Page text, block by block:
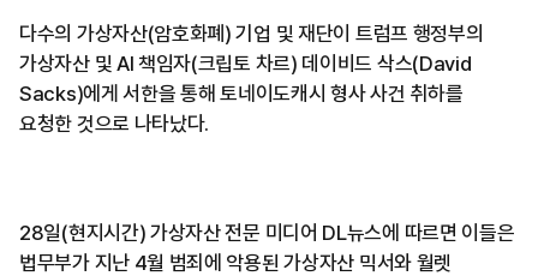
다수의 가상자산(암호화폐) 기업 및 재단이 트럼프 행정부의
가상자산 및 AI 책임자(크립토 차르) 데이비드 삭스(David
Sacks)에게 서한을 통해 토네이도캐시 형사 사건 취하를
요청한 것으로 나타났다.
28일(현지시간) 가상자산 전문 미디어 DL뉴스에 따르면 이들은
법무부가 지난 4월 범죄에 악용된 가상자산 믹서와 월렛